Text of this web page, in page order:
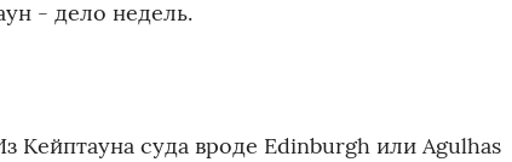
- дело недель.
Кейптауна суда вроде Edinburgh или Agulhas